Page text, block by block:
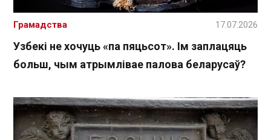
Узбекі не хочуць «па пяцьсот». Ім заплацяць
больш, чым атрымлівае палова беларусаў?
Грамадства 17.07.2026